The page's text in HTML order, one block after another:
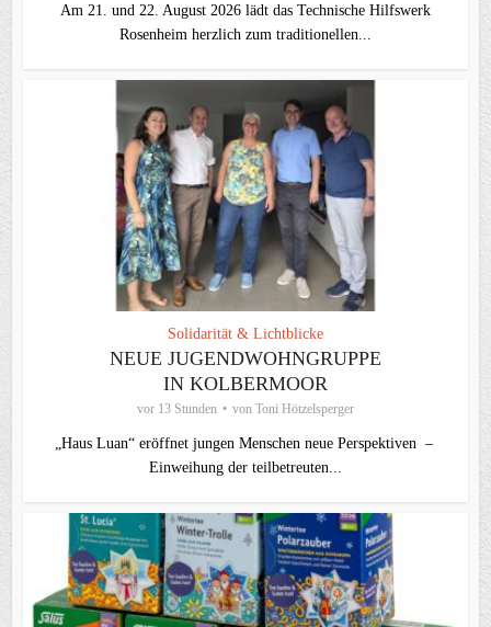
Am 21. und 22. August 2026 lädt das Technische Hilfswerk
Rosenheim herzlich zum traditionellen...
Solidarität & Lichtblicke
NEUE JUGENDWOHNGRUPPE
IN KOLBERMOOR
vor 13 Stunden von Toni Hötzelsperger
„Haus Luan“ eröffnet jungen Menschen neue Perspektiven –
Einweihung der teilbetreuten...